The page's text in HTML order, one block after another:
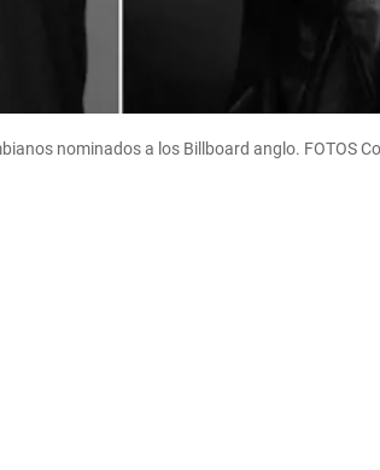
nominados a los Billboard anglo. FOTOS